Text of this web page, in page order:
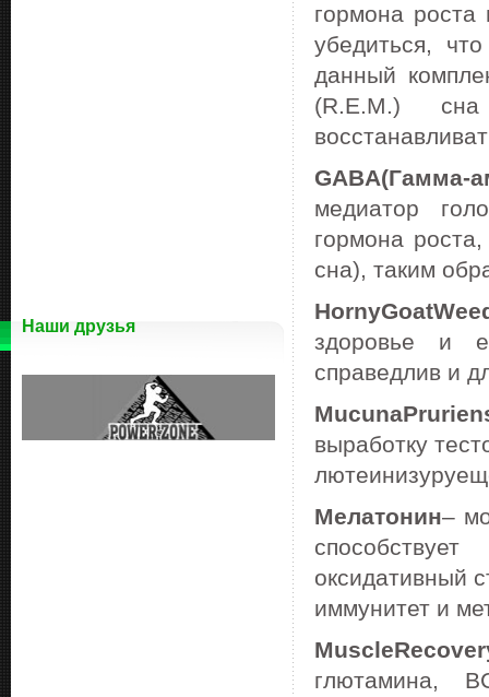
Наши друзья
гормона
убедиться,
данный
(R.E.M.)
GABA(Гамма-
медиатор
гормона
сна), таким
HornyGoat
здоровье и
справедлив и
Mucuna
выработку
Мелатонин–
оксидативный
иммунитет и
Muscle
глютамина,